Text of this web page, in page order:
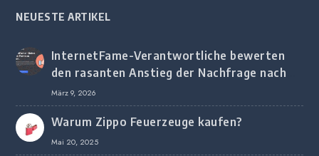
NEUESTE ARTIKEL
InternetFame-Verantwortliche bewerten
den rasanten Anstieg der Nachfrage nach
digitalem Marketing bei deutschen
Unternehmen
März 9, 2026
Warum Zippo Feuerzeuge kaufen?
Mai 20, 2025